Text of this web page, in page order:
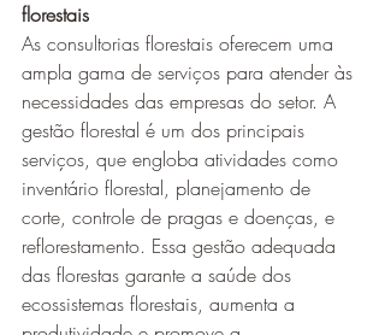
florestais
As consultorias florestais oferecem uma
ampla gama de serviços para atender às
necessidades das empresas do setor. A
gestão florestal é um dos principais
serviços, que engloba atividades como
inventário florestal, planejamento de
corte, controle de pragas e doenças, e
reflorestamento. Essa gestão adequada
das florestas garante a saúde dos
ecossistemas florestais, aumenta a